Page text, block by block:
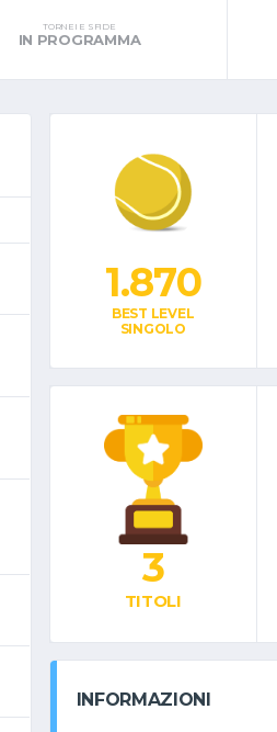
TORNEI E SFIDE
IN PROGRAMMA
1.870
BEST LEVEL
SINGOLO
3
TITOLI
INFORMAZIONI